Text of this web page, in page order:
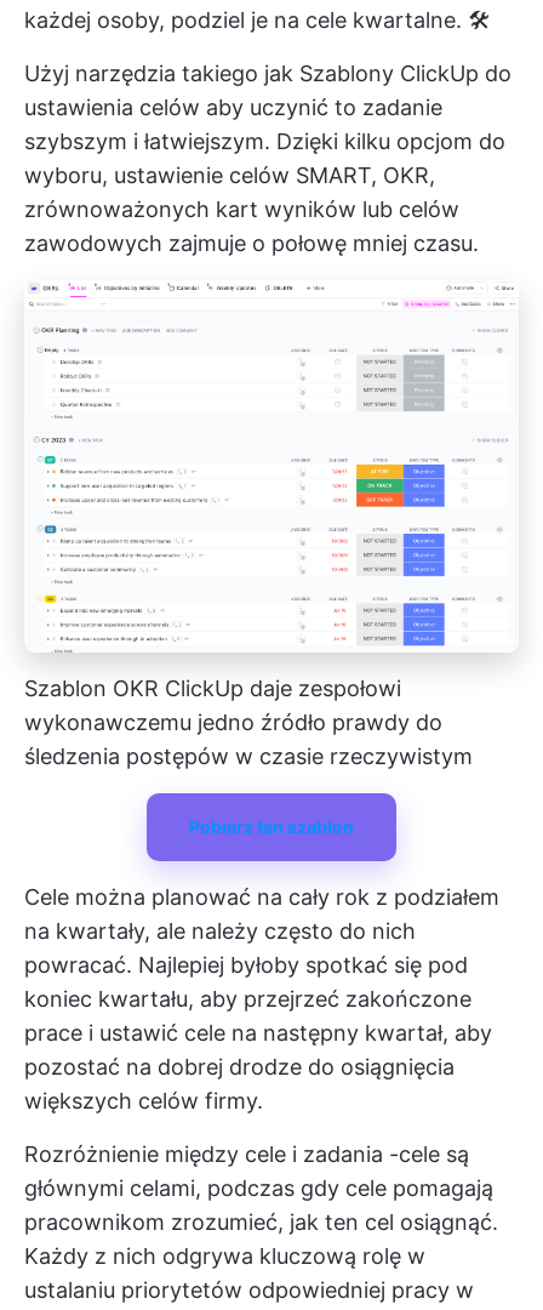
każdej osoby, podziel je na cele kwartalne. 🛠️
Użyj narzędzia takiego jak Szablony ClickUp do
ustawienia celów aby uczynić to zadanie
szybszym i łatwiejszym. Dzięki kilku opcjom do
wyboru, ustawienie celów SMART, OKR,
zrównoważonych kart wyników lub celów
zawodowych zajmuje o połowę mniej czasu.
Szablon OKR ClickUp daje zespołowi
wykonawczemu jedno źródło prawdy do
śledzenia postępów w czasie rzeczywistym
Pobierz ten szablon
Cele można planować na cały rok z podziałem
na kwartały, ale należy często do nich
powracać. Najlepiej byłoby spotkać się pod
koniec kwartału, aby przejrzeć zakończone
prace i ustawić cele na następny kwartał, aby
pozostać na dobrej drodze do osiągnięcia
większych celów firmy.
Rozróżnienie między cele i zadania -cele są
głównymi celami, podczas gdy cele pomagają
pracownikom zrozumieć, jak ten cel osiągnąć.
Każdy z nich odgrywa kluczową rolę w
ustalaniu priorytetów odpowiedniej pracy w